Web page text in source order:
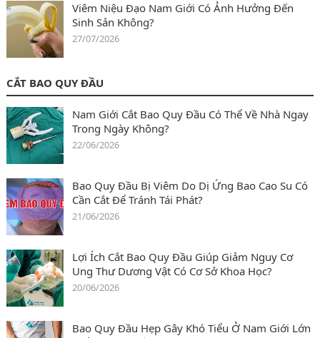
Viêm Niệu Đạo Nam Giới Có Ảnh Hưởng Đến
Sinh Sản Không?
27/07/2026
CẮT BAO QUY ĐẦU
Nam Giới Cắt Bao Quy Đầu Có Thể Về Nhà Ngay
Trong Ngày Không?
22/06/2026
Bao Quy Đầu Bị Viêm Do Dị Ứng Bao Cao Su Có
Cần Cắt Để Tránh Tái Phát?
21/06/2026
Lợi Ích Cắt Bao Quy Đầu Giúp Giảm Nguy Cơ
Ung Thư Dương Vật Có Cơ Sở Khoa Học?
20/06/2026
Bao Quy Đầu Hẹp Gây Khó Tiểu Ở Nam Giới Lớn